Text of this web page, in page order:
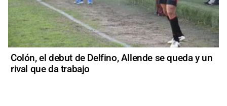
Colón, el debut de Delfino, Allende se queda y un
rival que da trabajo